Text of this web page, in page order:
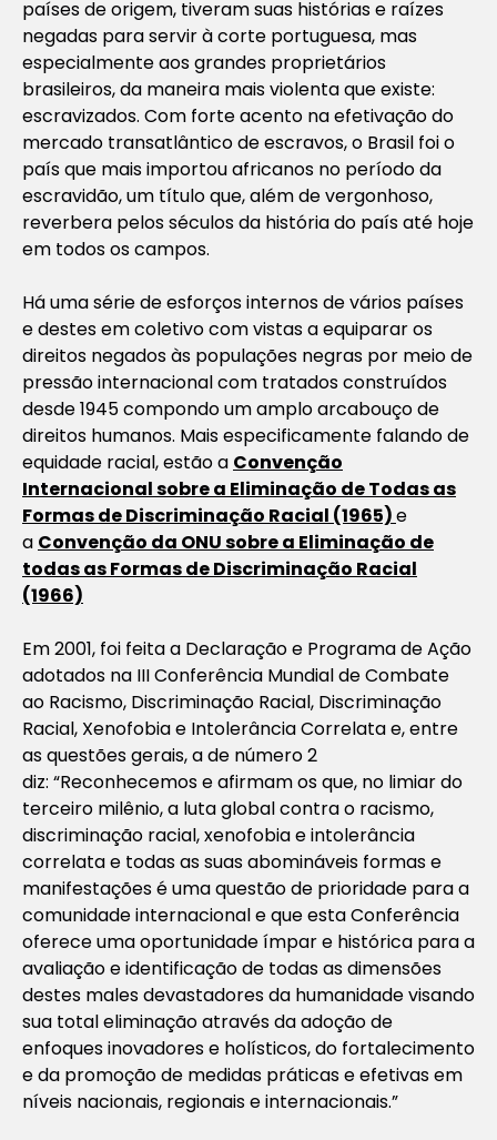
países de origem, tiveram suas histórias e raízes
negadas para servir à corte portuguesa, mas
especialmente aos grandes proprietários
brasileiros, da maneira mais violenta que existe:
escravizados. Com forte acento na efetivação do
mercado transatlântico de escravos, o Brasil foi o
país que mais importou africanos no período da
escravidão, um título que, além de vergonhoso,
reverbera pelos séculos da história do país até hoje
em todos os campos.
Há uma série de esforços internos de vários países
e destes em coletivo com vistas a equiparar os
direitos negados às populações negras por meio de
pressão internacional com tratados construídos
desde 1945 compondo um amplo arcabouço de
direitos humanos. Mais especificamente falando de
equidade racial, estão a Convenção
Internacional sobre a Eliminação de Todas as
Formas de Discriminação Racial (1965)e
a Convenção da ONU sobre a Eliminação de
todas as Formas de Discriminação Racial
(1966)
Em 2001, foi feita a Declaração e Programa de Ação
adotados na III Conferência Mundial de Combate
ao Racismo, Discriminação Racial, Discriminação
Racial, Xenofobia e Intolerância Correlata e, entre
as questões gerais, a de número 2
diz: “Reconhecemos e afirmam os que, no limiar do
terceiro milênio, a luta global contra o racismo,
discriminação racial, xenofobia e intolerância
correlata e todas as suas abomináveis formas e
manifestações é uma questão de prioridade para a
comunidade internacional e que esta Conferência
oferece uma oportunidade ímpar e histórica para a
avaliação e identificação de todas as dimensões
destes males devastadores da humanidade visando
sua total eliminação através da adoção de
enfoques inovadores e holísticos, do fortalecimento
e da promoção de medidas práticas e efetivas em
níveis nacionais, regionais e internacionais.”